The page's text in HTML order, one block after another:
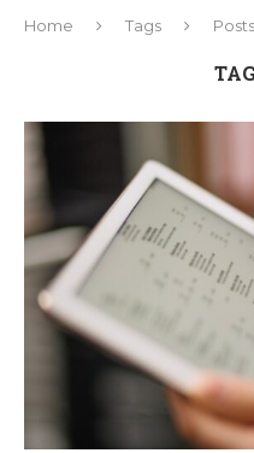
Home Tags